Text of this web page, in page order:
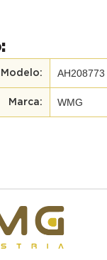
AH208773
Marca: WMG